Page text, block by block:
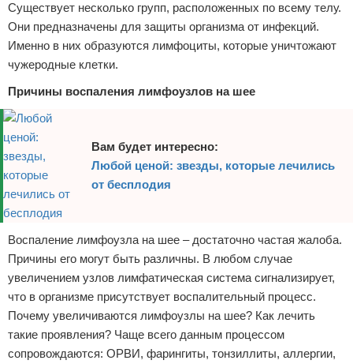
Мода и стиль
Существует несколько групп, расположенных по всему телу.
Они предназначены для защиты организма от инфекций.
Именно в них образуются лимфоциты, которые уничтожают
чужеродные клетки.
Причины воспаления лимфоузлов на шее
Вам будет интересно:
Любой ценой: звезды, которые лечились
от бесплодия
Воспаление лимфоузла на шее – достаточно частая жалоба.
Причины его могут быть различны. В любом случае
увеличением узлов лимфатическая система сигнализирует,
что в организме присутствует воспалительный процесс.
Почему увеличиваются лимфоузлы на шее? Как лечить
такие проявления? Чаще всего данным процессом
сопровождаются: ОРВИ, фарингиты, тонзиллиты, аллергии,